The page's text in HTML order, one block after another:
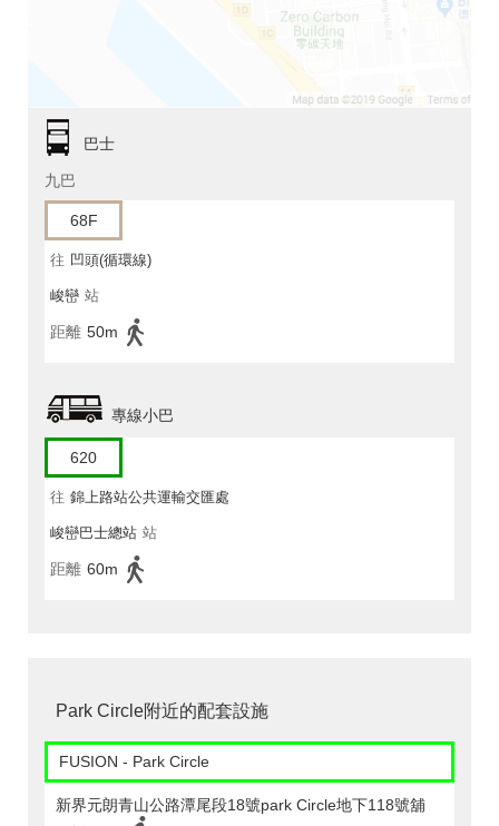
巴士
九巴
68F
往 凹頭(循環線)
峻巒 站
距離 50m
專線小巴
620
往 錦上路站公共運輸交匯處
峻巒巴士總站 站
距離 60m
Park Circle附近的配套設施
FUSION - Park Circle
新界元朗青山公路潭尾段18號park Circle地下118號舖